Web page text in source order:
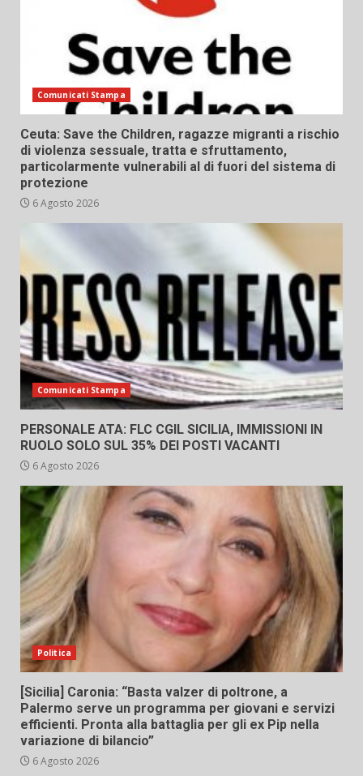
Comunicati Stampa
Ceuta: Save the Children, ragazze migranti a rischio
di violenza sessuale, tratta e sfruttamento,
particolarmente vulnerabili al di fuori del sistema di
protezione
6 Agosto 2026
Comunicati Stampa
PERSONALE ATA: FLC CGIL SICILIA, IMMISSIONI IN
RUOLO SOLO SUL 35% DEI POSTI VACANTI
6 Agosto 2026
Politica
[Sicilia] Caronia: “Basta valzer di poltrone, a
Palermo serve un programma per giovani e servizi
efficienti. Pronta alla battaglia per gli ex Pip nella
variazione di bilancio”
6 Agosto 2026